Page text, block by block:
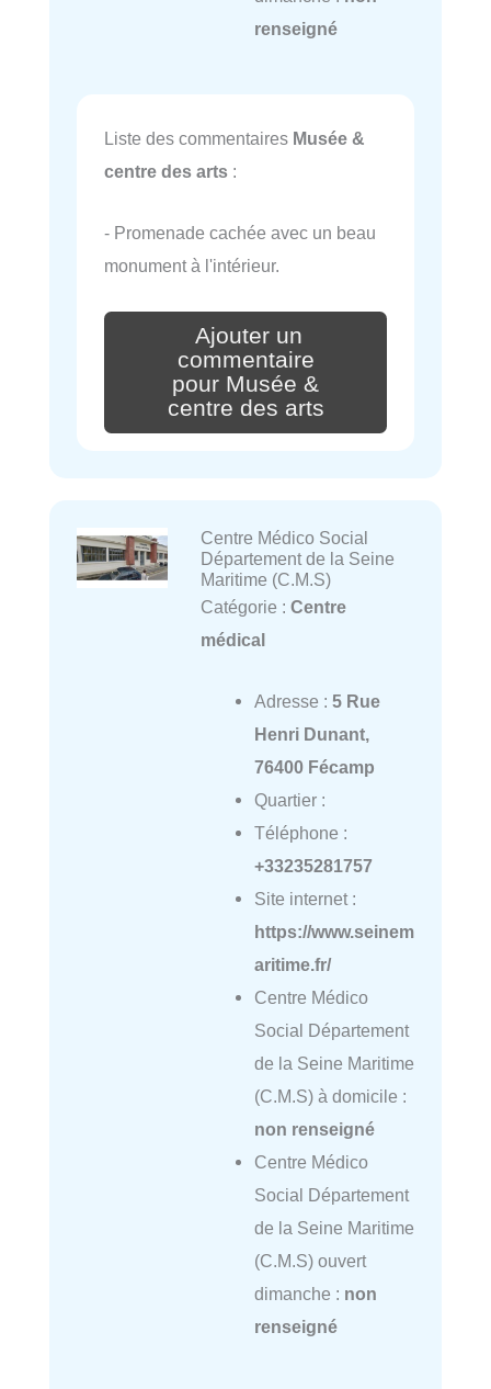
renseigné
Liste des commentaires Musée &
centre des arts :
- Promenade cachée avec un beau
monument à l'intérieur.
Ajouter un
commentaire
pour Musée &
centre des arts
Centre Médico Social
Département de la Seine
Maritime (C.M.S)
Catégorie : Centre
médical
Adresse : 5 Rue
Henri Dunant,
76400 Fécamp
Quartier :
Téléphone :
+33235281757
Site internet :
https://www.seinem
aritime.fr/
Centre Médico
Social Département
de la Seine Maritime
(C.M.S) à domicile :
non renseigné
Centre Médico
Social Département
de la Seine Maritime
(C.M.S) ouvert
dimanche : non
renseigné